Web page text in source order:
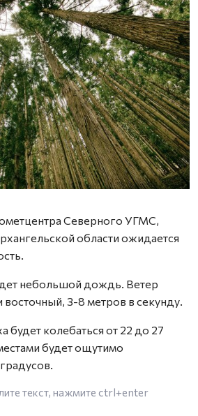
Северного УГМС,
области ожидается
небольшой дождь. Ветер
3-8 метров в секунду.
будет колебаться от 22 до 27
будет ощутимо
текст, нажмите ctrl+enter